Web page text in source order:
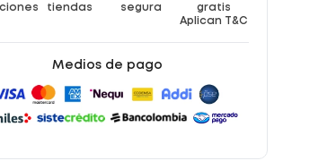
tiendas
segura
gratis
Aplican T&C
Medios de pago